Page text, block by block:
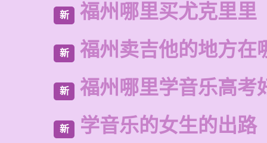
新 福州哪里买尤克里里
新 福州卖吉他的地方在
新 福州哪里学音乐高考
新 学音乐的女生的出路